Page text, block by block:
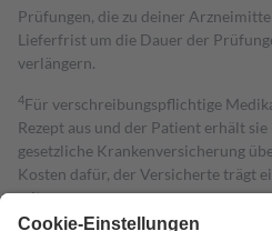
Prüfungen, die zu deiner
Lieferfrist um die Dauer der
verlängern.
4Für verschreibungspflichtige
Rezept aus und der Patient erhält
gesetzliche Krankenversicherung
Kosten dafür, der Versicherte trägt
mit.
Grundsätzlich leisten Mitglieder